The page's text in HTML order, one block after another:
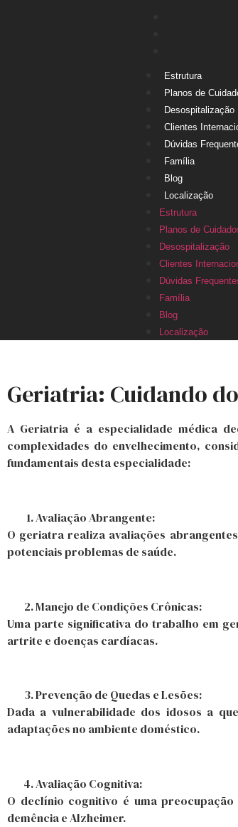
Estrutura
Planos de
Desospitalização
Clientes
Dúvidas
Família
Blog
Localização
Estrutura
Planos de
Desospitalização
Clientes
Dúvidas
Família
Blog
Localização
Geriatria: Cuidando
A Geriatria é a especialidade médica
complexidades do envelhecimento,
fundamentais desta especialidade:
Avaliação Abrangente:
O geriatra realiza avaliações
potenciais problemas de saúde.
Manejo de Condições Crônicas:
Uma parte significativa do trabalho em
artrite e doenças cardíacas.
Prevenção de Quedas e Lesões:
Dada a vulnerabilidade dos idosos a
adaptações no ambiente doméstico.
Avaliação Cognitiva:
O declínio cognitivo é uma
demência e Alzheimer.